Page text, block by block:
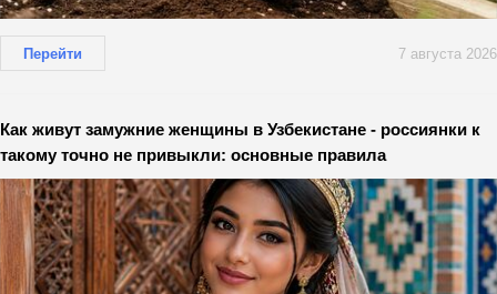
Перейти 7 августа 2026
Как живут замужние женщины в Узбекистане - россиянки к
такому точно не привыкли: основные правила